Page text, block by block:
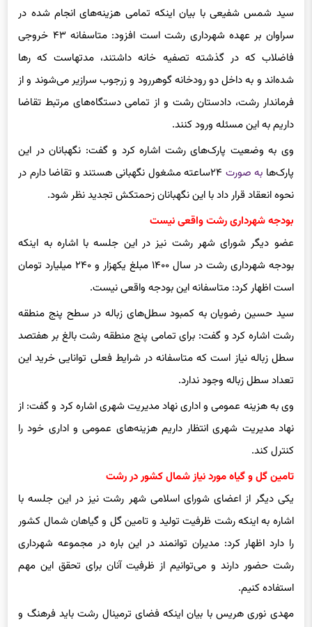
سید شمس شفیعی با بیان اینکه تمامی هزینه‌های انجام شده در
سراوان بر عهده شهرداری رشت است افزود: متاسفانه ۴۳ خروجی
فاضلاب که در گذشته تصفیه خانه داشتند، مدتهاست که رها
شده‌اند و به داخل دو رودخانه گوهررود و زرجوب سرازیر می‌شوند و از
فرماندار رشت، دادستان رشت و از تمامی دستگاه‌های مرتبط تقاضا
داریم به این مسئله ورود کنند.
وی به وضعیت پارک‌های رشت اشاره کرد و گفت: نگهبانان در این
پارک‌ها به صورت
۲۴ساعته مشغول نگهبانی هستند و تقاضا دارم در
نحوه انعقاد قرار داد با این نگهبانان زحمتکش تجدید نظر شود.
بودجه شهرداری رشت واقعی نیست
عضو دیگر شورای شهر رشت نیز در این جلسه با اشاره به اینکه
بودجه شهرداری رشت در سال ۱۴۰۰ مبلغ یکهزار و ۲۴۰ میلیارد تومان
است اظهار کرد: متاسفانه این بودجه واقعی نیست.
سید حسین رضویان به کمبود سطل‌های زباله در سطح پنج منطقه
رشت اشاره کرد و گفت: برای تمامی پنج منطقه رشت بالغ بر هفتصد
سطل زباله نیاز است که متاسفانه در شرایط فعلی توانایی خرید این
تعداد سطل زباله وجود ندارد.
وی به هزینه عمومی و اداری نهاد مدیریت شهری اشاره کرد و گفت: از
نهاد مدیریت شهری انتظار داریم هزینه‌های عمومی و اداری خود را
کنترل کند.
تامین گل و گیاه مورد نیاز شمال کشور در رشت
یکی دیگر از اعضای شورای اسلامی شهر رشت نیز در این جلسه با
اشاره به اینکه رشت ظرفیت تولید و تامین گل و گیاهان شمال کشور
را دارد اظهار کرد: مدیران توانمند در این باره در مجموعه شهرداری
رشت حضور دارند و می‌توانیم از ظرفیت آنان برای تحقق این مهم
استفاده کنیم.
مهدی نوری هریس با بیان اینکه فضای ترمینال رشت باید فرهنگ و